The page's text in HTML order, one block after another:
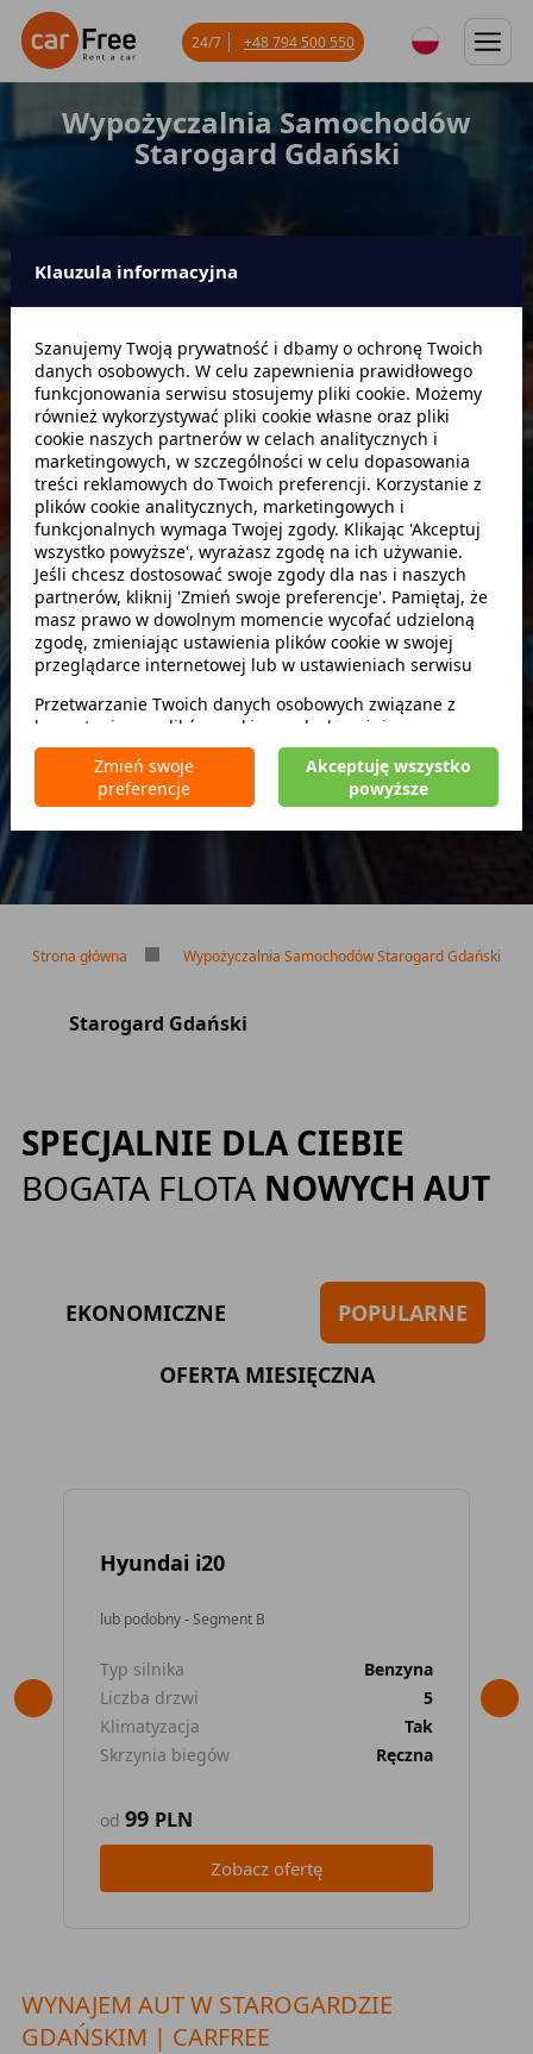
Wypożyczalnia Samochodów
Starogard Gdański
Data odbioru Godzina
Data zwrotu Godzina
Szukaj
zwróć w innym miejscu
Brak limitu kilometrów
Bezpłatne odwołanie rezerwacji
24/7 +48 794 500 550
Strona główna Wypożyczalnia Samochodów Starogard Gdański
Starogard Gdański
SPECJALNIE DLA CIEBIE
BOGATA FLOTA NOWYCH AUT
EKONOMICZNE POPULARNE
OFERTA MIESIĘCZNA
Hyundai i20
lub podobny - Segment B
Typ silnika
Benzyna
Liczba drzwi
5
Klimatyzacja
Tak
Skrzynia biegów
Ręczna
od 99 PLN
Zobacz ofertę
WYNAJEM AUT W STAROGARDZIE
GDAŃSKIM | CARFREE
Klauzula informacyjna
Szanujemy Twoją prywatność i dbamy o ochronę Twoich
danych osobowych. W celu zapewnienia prawidłowego
funkcjonowania serwisu stosujemy pliki cookie. Możemy
również wykorzystywać pliki cookie własne oraz pliki
cookie naszych partnerów w celach analitycznych i
marketingowych, w szczególności w celu dopasowania
treści reklamowych do Twoich preferencji. Korzystanie z
plików cookie analitycznych, marketingowych i
funkcjonalnych wymaga Twojej zgody. Klikając 'Akceptuj
wszystko powyższe', wyrażasz zgodę na ich używanie.
Jeśli chcesz dostosować swoje zgody dla nas i naszych
partnerów, kliknij 'Zmień swoje preferencje'. Pamiętaj, że
masz prawo w dowolnym momencie wycofać udzieloną
zgodę, zmieniając ustawienia plików cookie w swojej
przeglądarce internetowej lub w ustawieniach serwisu
Przetwarzanie Twoich danych osobowych związane z
korzystaniem z plików cookie w celach wyżej
wymienionych jest prowadzone przez CarFree sp. z o.o. z
siedzibą w Warszawie (02-677), ul. Cybernetyki 5,
będącego administratorem danych. W niektórych
nasi partnerzy. Szczegółowe informacje na temat
korzystania przez nas i naszych partnerów z plików cookie
oraz przetwarzania Twoich danych osobowych, w tym
dotyczące Twoich uprawnień, zawarte są w naszej
Zmień swoje
preferencje
Akceptuję wszystko
powyższe